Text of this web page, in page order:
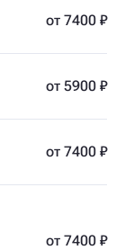
от 7400 ₽
от 5900 ₽
от 7400 ₽
от 7400 ₽